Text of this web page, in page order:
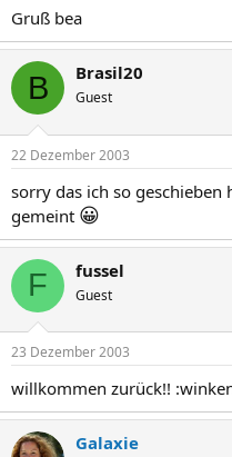
Gruß bea
B Brasil20
Guest
22 Dezember 2003
sorry das ich so geschieben
gemeint 😀
F fussel
Guest
23 Dezember 2003
willkommen zurück!!
Galaxie